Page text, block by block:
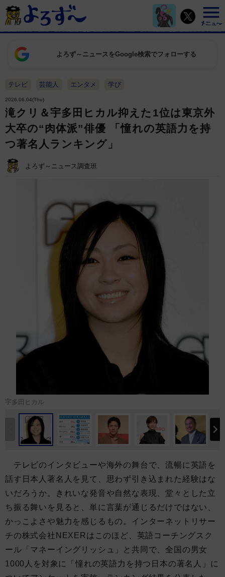
よろず～ニュースをGoogle検索でフォローする
テレビ 芸能人 エンタメ 学び
2026.06.04(Thu)
滝クリ＆宇多田ヒカル抑えた1位は東京外
大卒の“肉体派”俳優 「憧れの英語力を持
つ著名人ランキング」
よろず～ニュース調査班
宇多田ヒカル
テレビのインタビューや海外の舞台で、流暢に英語を
話す日本人著名人を見て、思わず引き込まれた経験はな
いだろうか。きれいな発音や自然な表現、堂々とした立
ち振る舞いを見ると、単に言葉が通じるだけではない、
かっこよさや魅力を感じるもの。インターネットリサー
チの株式会社NEXERはこのほど、英語コーチングスク
ール「マネーイングリッシュ」と共同で、全国の男女
1000人を対象に「憧れの英語力を持つ日本の著名人」に